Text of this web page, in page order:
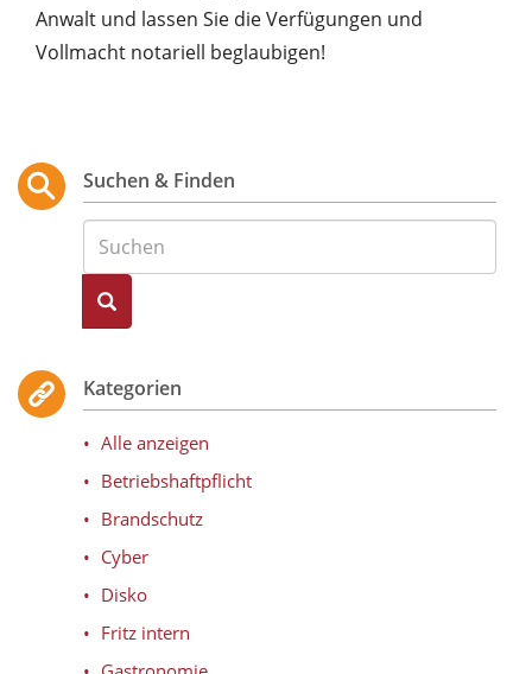
Anwalt und lassen Sie die Verfügungen und
Vollmacht notariell beglaubigen!
Suchen & Finden
Suche
Kategorien
Alle anzeigen
Betriebshaftpflicht
Brandschutz
Cyber
Disko
Fritz intern